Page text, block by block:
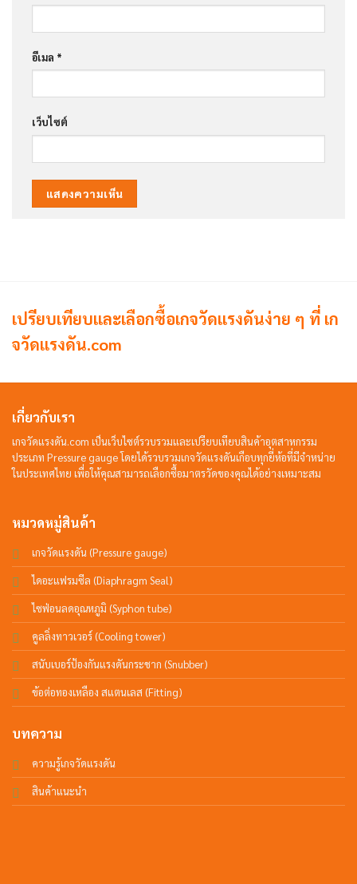
อีเมล *
เว็บไซต์
เปรียบเทียบและเลือกซื้อเกจวัดแรงดันง่าย ๆ ที่ เก
จวัดแรงดัน.com
เกี่ยวกับเรา
เกจวัดแรงดัน.com เป็นเว็บไซต์รวบรวมและเปรียบเทียบสินค้าอุตสาหกรรม
ประเภท Pressure gauge โดยได้รวบรวมเกจวัดแรงดันเกือบทุกยี่ห้อที่มีจำหน่าย
ในประเทศไทย เพื่อให้คุณสามารถเลือกซื้อมาตรวัดของคุณได้อย่างเหมาะสม
หมวดหมู่สินค้า
เกจวัดแรงดัน (Pressure gauge)
ไดอะแฟรมซีล (Diaphragm Seal)
ไซฟ่อนลดอุณหภูมิ (Syphon tube)
คูลลิ่งทาวเวอร์ (Cooling tower)
สนับเบอร์ป้องกันแรงดันกระชาก (Snubber)
ข้อต่อทองเหลือง สแตนเลส (Fitting)
บทความ
ความรู้เกจวัดแรงดัน
สินค้าแนะนำ